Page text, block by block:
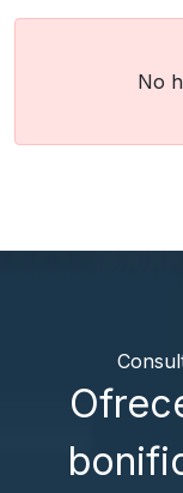
No